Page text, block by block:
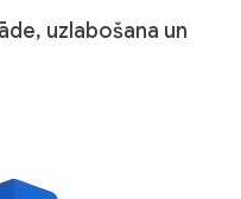
uzlabošana un